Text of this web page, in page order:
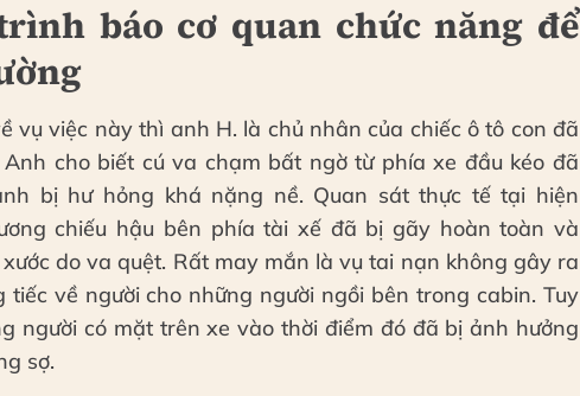
báo cơ quan chức năng để
vụ việc này thì anh H. là chủ nhân của chiếc ô tô con đã
cho biết cú va chạm bất ngờ từ phía xe đầu kéo đã
bị hư hỏng khá nặng nề. Quan sát thực tế tại hiện
chiếu hậu bên phía tài xế đã bị gãy hoàn toàn và
do va quệt. Rất may mắn là vụ tai nạn không gây ra
về người cho những người ngồi bên trong cabin. Tuy
người có mặt trên xe vào thời điểm đó đã bị ảnh hưởng
sợ.